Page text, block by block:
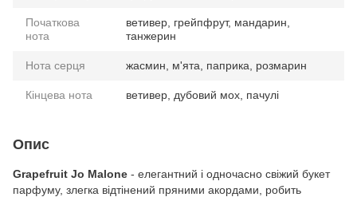
Початкова
нота
ветивер, грейпфрут, мандарин,
танжерин
Нота серця жасмин, м'ята, паприка, розмарин
Кінцева нота ветивер, дубовий мох, пачулі
Опис
Grapefruit Jo Malone - елегантний і одночасно свіжий букет
парфуму, злегка відтінений пряними акордами, робить